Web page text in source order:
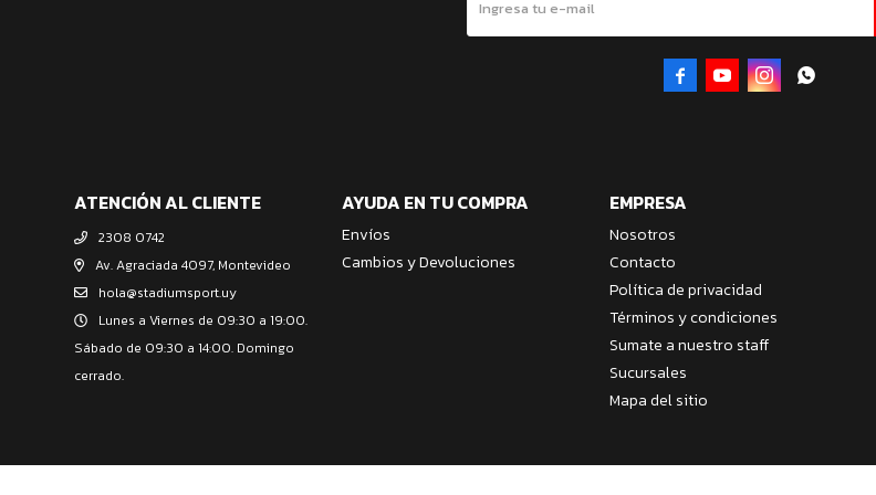
ATENCIÓN AL CLIENTE
2308 0742
Av. Agraciada 4097, Montevideo
hola@stadiumsport.uy
Lunes a Viernes de 09:30 a 19:00.
Sábado de 09:30 a 14:00. Domingo
cerrado.
AYUDA EN TU COMPRA
Envíos
Cambios y Devoluciones
EMPRESA
Nosotros
Contacto
Política de privacidad
Términos y condiciones
Sumate a nuestro staff
Sucursales
Mapa del sitio
   